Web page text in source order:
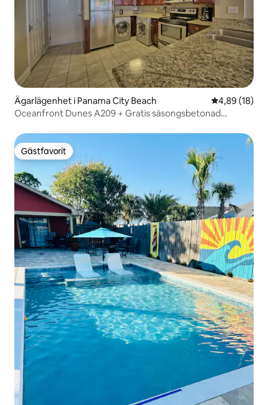
Ägarlägenhet i Panama City Beach 4,89 av 5 i
4,89 (18)
Oceanfront Dunes A209 + Gratis säsongsbetonad
Gästfavorit
Gästfavorit